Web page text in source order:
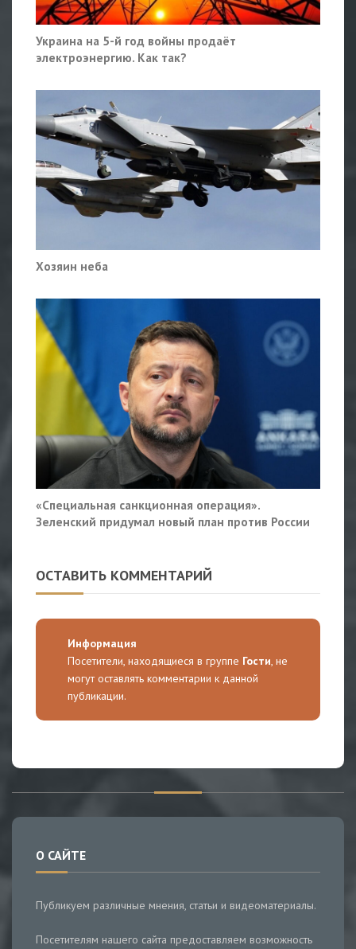
Украина на 5-й год войны продаёт
электроэнергию. Как так?
Хозяин неба
«Специальная санкционная операция».
Зеленский придумал новый план против России
ОСТАВИТЬ КОММЕНТАРИЙ
Информация
Посетители, находящиеся в группе Гости, не
могут оставлять комментарии к данной
публикации.
О САЙТЕ
Публикуем различные мнения, статьи и видеоматериалы.
Посетителям нашего сайта предоставляем возможность